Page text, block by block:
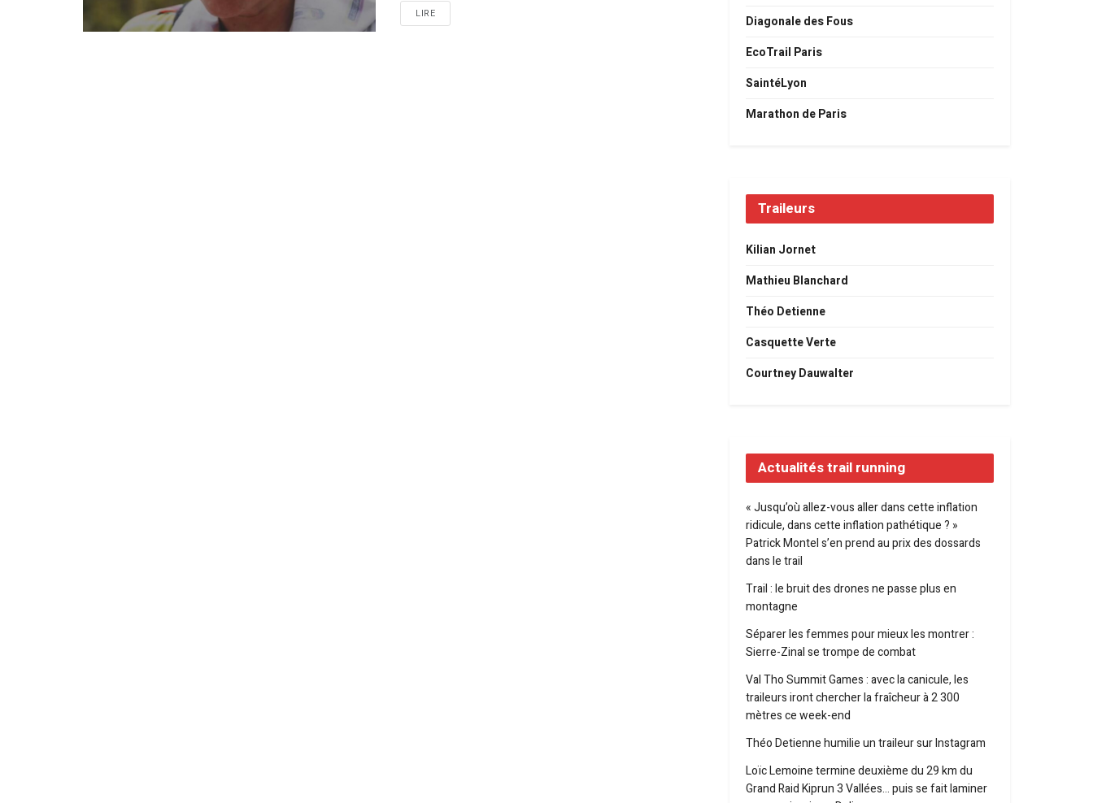
LIRE
Diagonale des Fous
EcoTrail Paris
SaintéLyon
Marathon de Paris
Traileurs
Kilian Jornet
Mathieu Blanchard
Théo Detienne
Casquette Verte
Courtney Dauwalter
Actualités trail running
« Jusqu’où allez-vous aller dans cette inflation
ridicule, dans cette inflation pathétique ? »
Patrick Montel s’en prend au prix des dossards
dans le trail
Trail : le bruit des drones ne passe plus en
montagne
Séparer les femmes pour mieux les montrer :
Sierre-Zinal se trompe de combat
Val Tho Summit Games : avec la canicule, les
traileurs iront chercher la fraîcheur à 2 300
mètres ce week-end
Théo Detienne humilie un traileur sur Instagram
Loïc Lemoine termine deuxième du 29 km du
Grand Raid Kiprun 3 Vallées… puis se fait laminer